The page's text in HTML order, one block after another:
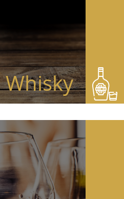
Whisky